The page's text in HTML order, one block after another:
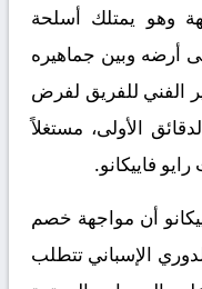
وهو يمتلك أسلحة
أرضه وبين جماهيره
الفني للفريق لفرض
الأولى، مستغلاً
فاييكانو.
أن مواجهة خصم
الإسباني تتطلب